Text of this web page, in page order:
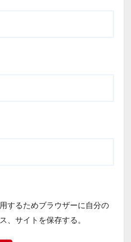
するためブラウザーに自分の
、サイトを保存する。